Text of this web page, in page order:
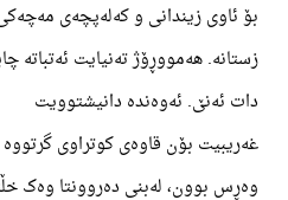
بۆ ئاوی زیندانی و کەلەپچەی
زستانە. هەمووڕۆژ تەنیایت ئەتباتە
دات ئەنێ. ئەوەندە دانیشتوویت
غەریبیت بۆن قاوەی کوتراوی گرتووە
وەڕس بوون، لەبنی دەروونتا وەک